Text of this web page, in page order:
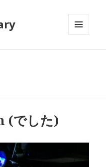
(でした)